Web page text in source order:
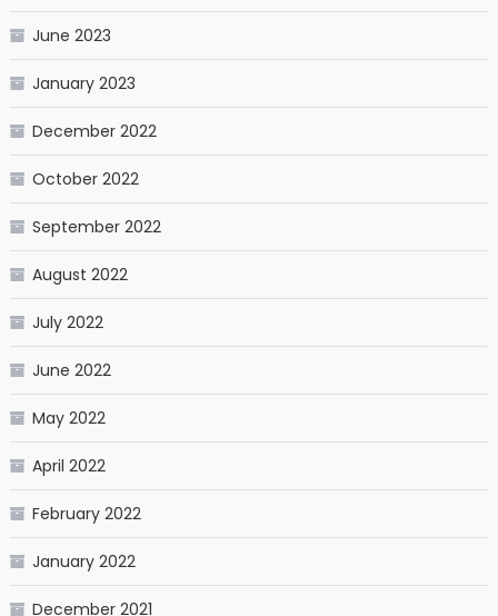
June 2023
January 2023
December 2022
October 2022
September 2022
August 2022
July 2022
June 2022
May 2022
April 2022
February 2022
January 2022
December 2021